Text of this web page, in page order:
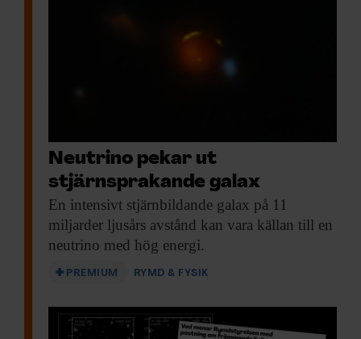
Neutrino pekar ut
stjärnsprakande galax
En intensivt stjärnbildande galax på 11
miljarder ljusårs avstånd kan vara källan till en
neutrino med hög energi.
PREMIUM RYMD & FYSIK